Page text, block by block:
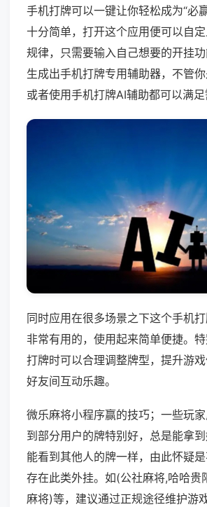
手机打牌可以一键让你轻松成为“必
十分简单，打开这个应用便可以自
规律，只需要输入自己想要的开挂
生成出手机打牌专用辅助器，不管
或者使用手机打牌AI辅助都可以满足
同时应用在很多场景之下这个手机
非常有用的，使用起来简单便捷。
打牌时可以合理调整牌型，提升游
好友间互动乐趣。
微乐麻将小程序赢的技巧；一些玩
到部分用户的牌特别好，总是能拿
能看到其他人的牌一样，由此怀疑
存在此类外挂。如(公社麻将,哈哈贵
麻将)等，建议通过正规途径维护游戏